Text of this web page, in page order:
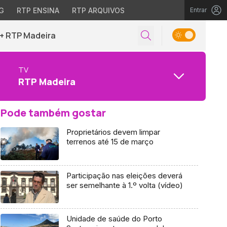
RTP ENSINA RTP ARQUIVOS Entrar
+ RTP Madeira
TV
RTP Madeira
Pode também gostar
Proprietários devem limpar
terrenos até 15 de março
Participação nas eleições deverá
ser semelhante à 1.º volta (vídeo)
Unidade de saúde do Porto